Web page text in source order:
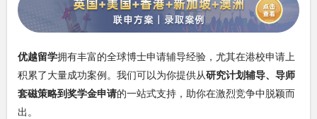
优越留学拥有丰富的全球博士申请辅导经验，尤其在港校申请上
积累了大量成功案例。我们可以为你提供从研究计划辅导、导师
套磁策略到奖学金申请的一站式支持，助你在激烈竞争中脱颖而
出。